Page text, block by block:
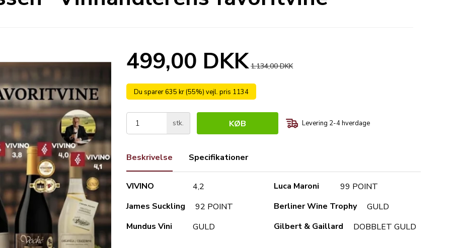
499,00 DKK 1.134,00 DKK
Du sparer 635 kr (55%) vejl. pris 1134
stk. KØB Levering 2-4 hverdage
Beskrivelse Specifikationer
VIVINO 4,2 Luca Maroni
99 POINT
James Suckling
92 POINT Berliner Wine Trophy
GULD
Mundus Vini
GULD Gilbert & Gaillard DOBBLET GULD